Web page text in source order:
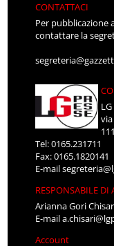
CONTATTACI
Per pubblicazione
contattare la
LG
Tel: 0165.231711
Fax: 0165.1820141
E-mail
RESPONSABILE DI
Arianna Gori
E-mail
Account